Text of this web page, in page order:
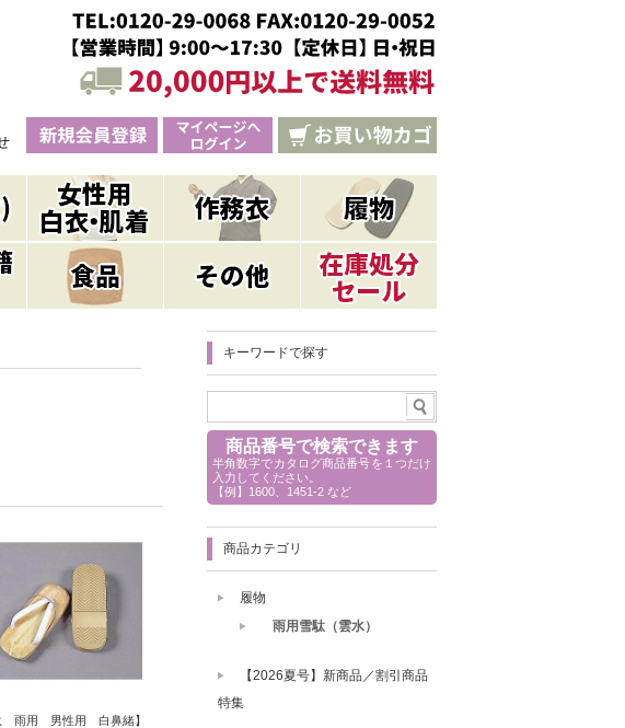
雨用 男性用 白鼻緒】
キーワードで探す
商品番号で検索できます
半角数字でカタログ商品番号を１つだけ
入力してください。
【例】1600、1451-2 など
商品カテゴリ
履物
雨用雪駄（雲水）
【2026夏号】新商品／割引商品
特集